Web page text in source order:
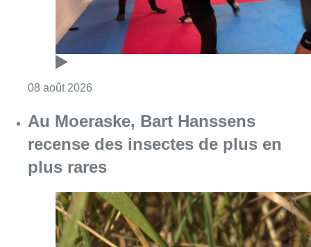
08 août 2026
Au Moeraske, Bart Hanssens
recense des insectes de plus en
plus rares